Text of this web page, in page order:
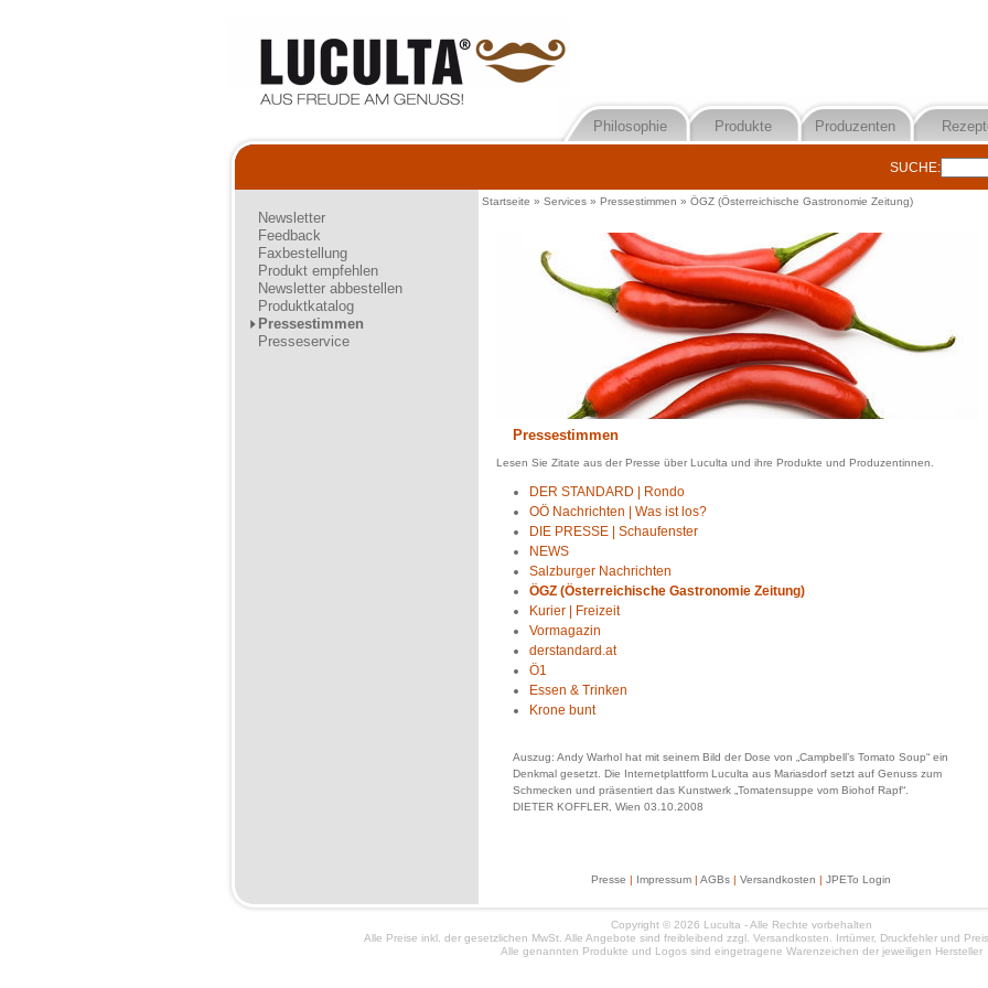
Philosophie Produkte Produzenten
SUCHE:
Newsletter
Feedback
Faxbestellung
Produkt empfehlen
Newsletter abbestellen
Produktkatalog
Pressestimmen
Presseservice
Startseite » Services» Pressestimmen » ÖGZ (Österreichische Gastronomie Zeitung)
Pressestimmen
Lesen Sie Zitate aus der Presse über Luculta und ihre Produkte und Produzentinnen.
DER STANDARD | Rondo
OÖ Nachrichten | Was ist los?
DIE PRESSE | Schaufenster
NEWS
Salzburger Nachrichten
ÖGZ (Österreichische Gastronomie Zeitung)
Kurier | Freizeit
Vormagazin
derstandard.at
Ö1
Essen & Trinken
Krone bunt
Auszug: Andy Warhol hat mit seinem Bild der Dose von „Campbell’s Tomato Soup“ ein
Denkmal gesetzt. Die Internetplattform Luculta aus Mariasdorf setzt auf Genuss zum
Schmecken und präsentiert das Kunstwerk „Tomatensuppe vom Biohof Rapf“.
DIETER KOFFLER, Wien 03.10.2008
Presse | Impressum | AGBs | Versandkosten | JPETo Login
Copyright © 2026 Luculta - Alle Rechte vorbehalten
Alle Preise inkl. der gesetzlichen MwSt. Alle Angebote sind freibleibend zzgl. Versandkosten. Irrtümer, Druckfehler und
Alle genannten Produkte und Logos sind eingetragene Warenzeichen der jeweiligen Hersteller